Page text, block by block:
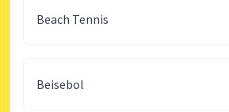
Beach Tennis
Beisebol